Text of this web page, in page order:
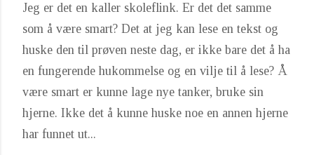
Jeg er det en kaller skoleflink. Er det det samme
som å være smart? Det at jeg kan lese en tekst og
huske den til prøven neste dag, er ikke bare det å ha
en fungerende hukommelse og en vilje til å lese? Å
være smart er kunne lage nye tanker, bruke sin
hjerne. Ikke det å kunne huske noe en annen hjerne
har funnet ut...